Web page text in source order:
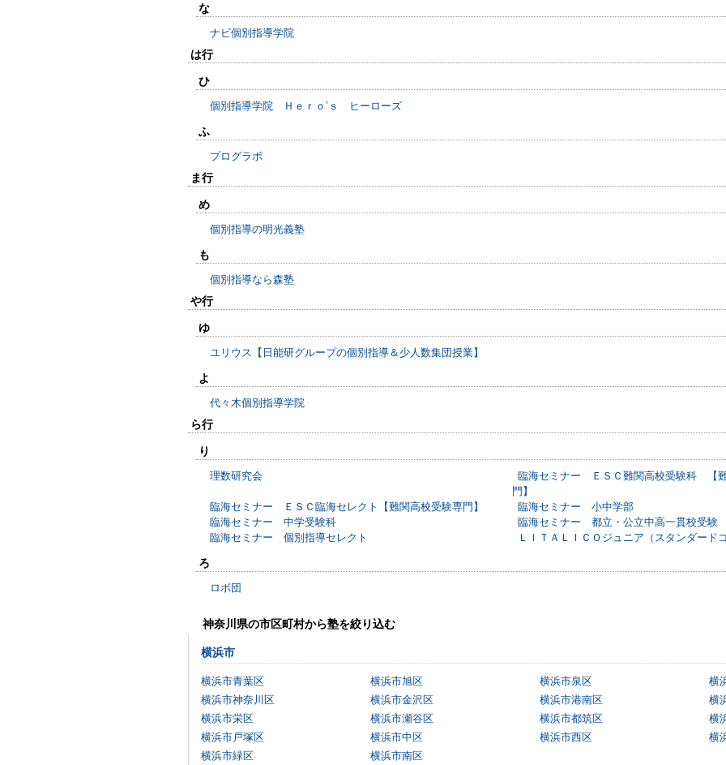
な
ナビ個別指導学院
は行
ひ
個別指導学院 Ｈｅｒｏ’ｓ ヒーローズ
ふ
プログラボ
ま行
め
個別指導の明光義塾
も
個別指導なら森塾
や行
ゆ
ユリウス【日能研グループの個別指導＆少人数集団授業】
よ
代々木個別指導学院
ら行
り
理数研究会
臨海セミナー ＥＳＣ難関高校受験科 【
門】
臨海セミナー ＥＳＣ臨海セレクト【難関高校受験専門】
臨海セミナー 小中学部
臨海セミナー 中学受験科
臨海セミナー 都立・公立中高一貫校受験
臨海セミナー 個別指導セレクト
ＬＩＴＡＬＩＣＯジュニア（スタンダードコ
ろ
ロボ団
神奈川県の市区町村から塾を絞り込む
横浜市
横浜市青葉区 横浜市旭区 横浜市泉区
横
横浜市神奈川区
横浜市金沢区 横浜市港南区
横
横浜市栄区
横浜市瀬谷区 横浜市都筑区
横
横浜市戸塚区
横浜市中区 横浜市西区
横
横浜市緑区
横浜市南区